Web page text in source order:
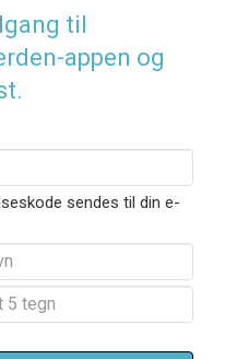
til
appen og
sendes til din e-